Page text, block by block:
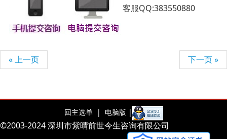
客服QQ:383550880
« 上一页 下一页 »
回主选单 | 电脑版 |
©2003-2024 深圳市紫晴前世今生咨询有限公司